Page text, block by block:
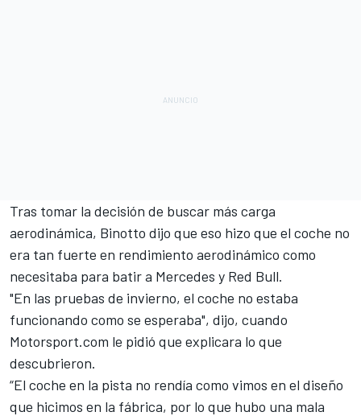
Tras tomar la decisión de buscar más carga
aerodinámica, Binotto dijo que eso hizo que el coche no
era tan fuerte en rendimiento aerodinámico como
necesitaba para batir a Mercedes y Red Bull.
"En las pruebas de invierno, el coche no estaba
funcionando como se esperaba", dijo, cuando
Motorsport.com le pidió que explicara lo que
descubrieron.
“El coche en la pista no rendía como vimos en el diseño
que hicimos en la fábrica, por lo que hubo una mala